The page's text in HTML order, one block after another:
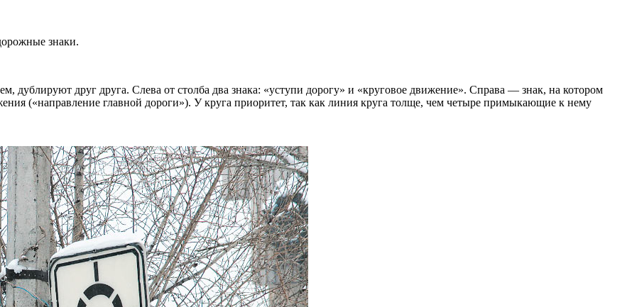
знаки.
дублируют друг друга. Слева от столба два знака: «уступи дорогу» и «круговое движение». Справа — знак, на котором
(«направление главной дороги»). У круга приоритет, так как линия круга толще, чем четыре примыкающие к нему